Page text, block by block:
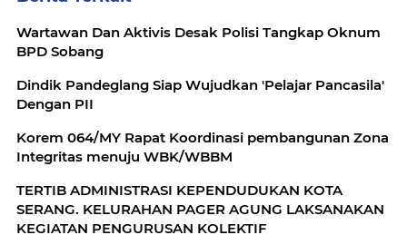
Wartawan Dan Aktivis Desak Polisi Tangkap Oknum
BPD Sobang
Dindik Pandeglang Siap Wujudkan 'Pelajar Pancasila'
Dengan PII
Korem 064/MY Rapat Koordinasi pembangunan Zona
Integritas menuju WBK/WBBM
TERTIB ADMINISTRASI KEPENDUDUKAN KOTA
SERANG. KELURAHAN PAGER AGUNG LAKSANAKAN
KEGIATAN PENGURUSAN KOLEKTIF